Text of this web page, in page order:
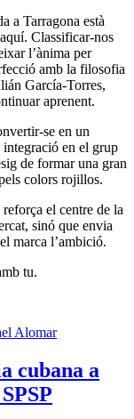
a Tarragona està
Classificar-nos
l’ànima per
amb la filosofia
García-Torres,
aprenent.
se en un
en el grup
de formar una gran
colors rojillos.
el centre de la
sinó que envia
marca l’ambició.
tu.
Alomar
cubana a